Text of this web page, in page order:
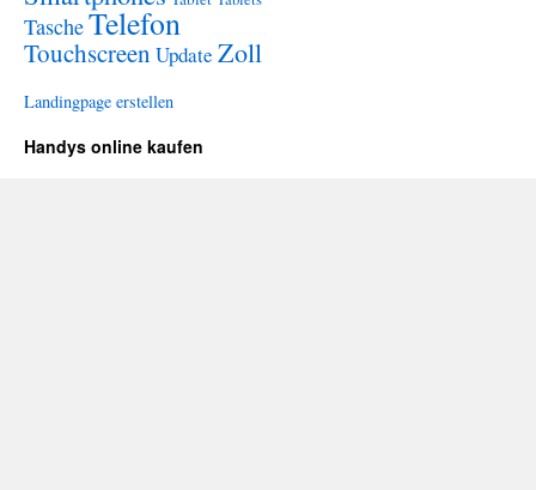
TascheTelefon
Touchscreen Update Zoll
Landingpage erstellen
Handys online kaufen